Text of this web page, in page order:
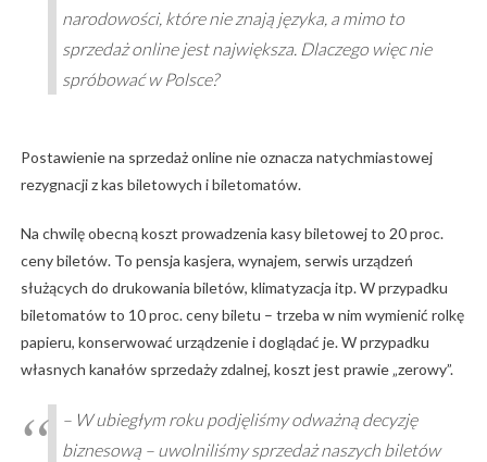
narodowości, które nie znają języka, a mimo to
sprzedaż online jest największa. Dlaczego więc nie
spróbować w Polsce?
Postawienie na sprzedaż online nie oznacza natychmiastowej
rezygnacji z kas biletowych i biletomatów.
Na chwilę obecną koszt prowadzenia kasy biletowej to 20 proc.
ceny biletów. To pensja kasjera, wynajem, serwis urządzeń
służących do drukowania biletów, klimatyzacja itp. W przypadku
biletomatów to 10 proc. ceny biletu – trzeba w nim wymienić rolkę
papieru, konserwować urządzenie i doglądać je. W przypadku
własnych kanałów sprzedaży zdalnej, koszt jest prawie „zerowy”.
– W ubiegłym roku podjęliśmy odważną decyzję
biznesową – uwolniliśmy sprzedaż naszych biletów